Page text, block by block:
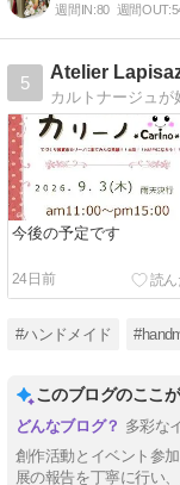
週間IN:80 週間OUT:
5
Atelier
今後の予定です
24日前
#ハンドメイド
このブログのここ
多彩な
創作活動とイベント参
展の報告を丁寧に行い